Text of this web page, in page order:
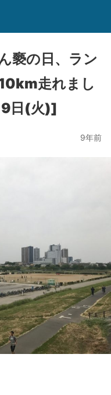
褻の日、ラン
走れまし
9日(火)]
9年前